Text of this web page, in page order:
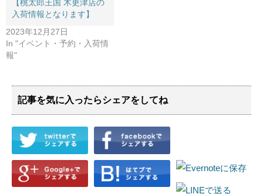
【桃太郎王国 木更津店の
入荷情報となります】
2023年12月27日
In "イベント・予約・入荷情
報"
記事を気に入ったらシェアをしてね